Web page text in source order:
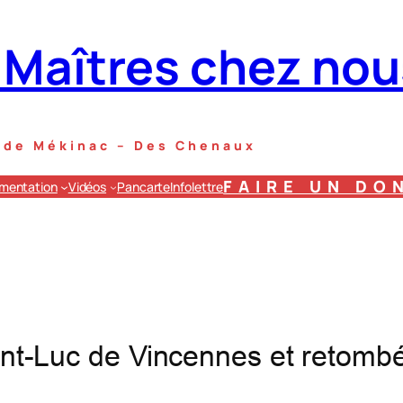
chez
Mékinac – Des Chenaux
Vidéos PancarteInfolettreFAIRE UN DON
Luc de Vincennes et